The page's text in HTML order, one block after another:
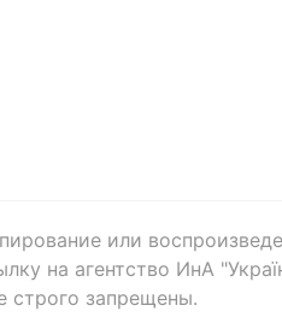
или
на агентство ИнА
строго запрещены.